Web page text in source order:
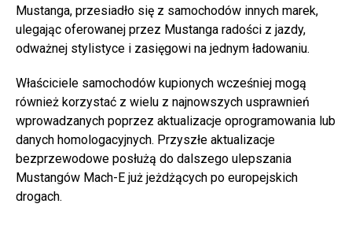
Mustanga, przesiadło się z samochodów innych marek,
ulegając oferowanej przez Mustanga radości z jazdy,
odważnej stylistyce i zasięgowi na jednym ładowaniu.
Właściciele samochodów kupionych wcześniej mogą
również korzystać z wielu z najnowszych usprawnień
wprowadzanych poprzez aktualizacje oprogramowania lub
danych homologacyjnych. Przyszłe aktualizacje
bezprzewodowe posłużą do dalszego ulepszania
Mustangów Mach-E już jeżdżących po europejskich
drogach.